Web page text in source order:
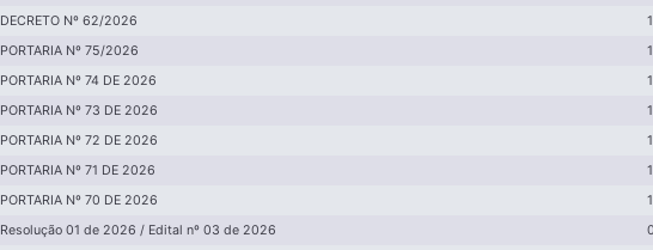
DECRETO Nº 62/2026
PORTARIA Nº 75/2026
PORTARIA Nº 74 DE 2026
PORTARIA Nº 73 DE 2026
PORTARIA Nº 72 DE 2026
PORTARIA Nº 71 DE 2026
PORTARIA Nº 70 DE 2026
Resolução 01 de 2026 / Edital nº 03 de 2026